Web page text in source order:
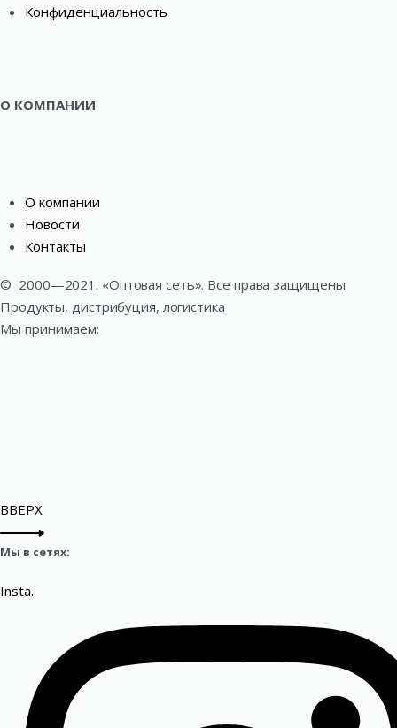
Конфиденциальность
О КОМПАНИИ
О компании
Новости
Контакты
© 2000—2021. «Оптовая сеть». Все права защищены.
Продукты, дистрибуция, логистика
Мы принимаем:
ВВЕРХ
Мы в сетях:
Insta.